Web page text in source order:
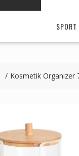
Kosmetik Organizer